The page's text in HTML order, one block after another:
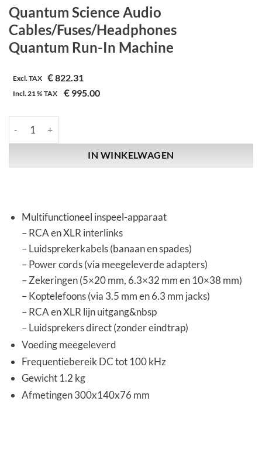
Quantum Science Audio
Cables/Fuses/Headphones
Quantum Run-In Machine
Excl. TAX €822.31
Incl.21 %TAX € 995.00
IN WINKELWAGEN
Multifunctioneel inspeel-apparaat
– RCA en XLR interlinks
– Luidsprekerkabels (banaan en spades)
– Power cords (via meegeleverde adapters)
– Zekeringen (5×20 mm, 6.3×32 mm en 10×38 mm)
– Koptelefoons (via 3.5 mm en 6.3 mm jacks)
– RCA en XLR lijn uitgang&nbsp
– Luidsprekers direct (zonder eindtrap)
Voeding meegeleverd
Frequentiebereik DC tot 100 kHz
Gewicht 1.2 kg
Afmetingen 300x140x76 mm